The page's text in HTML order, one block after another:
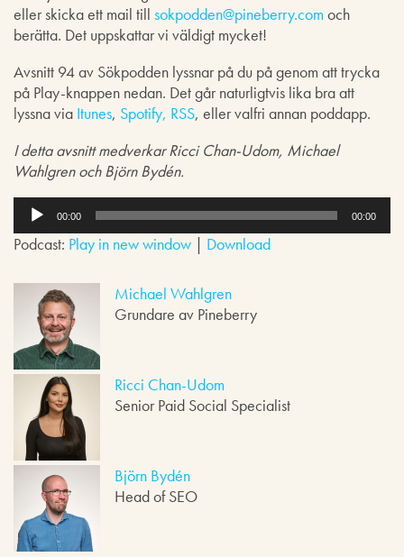
eller skicka ett mail till sokpodden@pineberry.comoch
berätta. Det uppskattar vi väldigt mycket!
Avsnitt 94 av Sökpodden lyssnar på du på genom att trycka
på Play-knappen nedan. Det går naturligtvis lika bra att
lyssna via Itunes, Spotify, RSS, eller valfri annan poddapp.
I detta avsnitt medverkarRicci Chan-Udom, Michael
Wahlgren och Björn Bydén.
u
d
p
r
e
00:00 00:00
Podcast: Play in new window | Download
Michael Wahlgren
Grundare av Pineberry
Ricci Chan-Udom
Senior Paid Social Specialist
Björn Bydén
Head of SEO